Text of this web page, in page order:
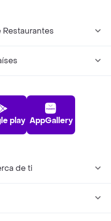
Restaurantes
play AppGallery
de ti